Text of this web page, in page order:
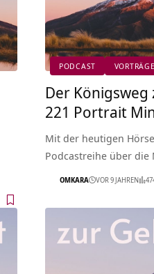
PODCAST VORTRÄGE
Der Königsweg
221 Portrait
Mit der heutigen
Podcastreihe über
OMKARA VOR 9 JAHREN